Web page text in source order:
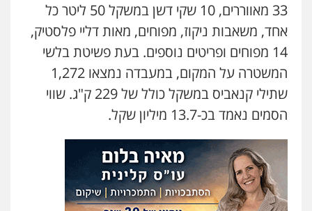
עו"ד אמיר נאטור
פלילי פשיעה חמורה צווארון לבן מעצרים
0543326767
חנא בולוס – משרד עורכי דין
פלילי פשיעה חמורה צווארון לבן
0546661544
עו"ד ראוף נג'אר
פלילי עורכי דין לענייני אסירים מעצרים
33 מאווררים, 10 שקי דשן במשקל 50 ליטר כל
אחד, משאבות ניקוז, מפוחים, מאות דליי פלסטיק,
14 מפוחים ופריטים נוספים. בעת פשיטת בלשי
המשטרה על המקום, במעבדה נמצאו 1,272
שתילי קנאביס במשקל כולל של 229 ק"ג. שווי
הסמים נאמד בכ-13.7 מיליון שקל.